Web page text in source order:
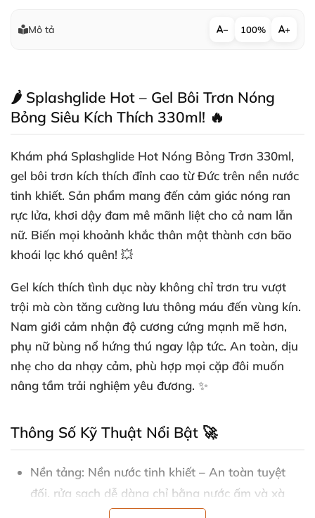
Mô tả − 100% +
🌶️ Splashglide Hot – Gel Bôi Trơn Nóng
Bỏng Siêu Kích Thích 330ml! 🔥
Khám phá Splashglide Hot Nóng Bỏng Trơn 330ml,
gel bôi trơn kích thích đỉnh cao từ Đức trên nền nước
tinh khiết. Sản phẩm mang đến cảm giác nóng ran
rực lửa, khơi dậy đam mê mãnh liệt cho cả nam lẫn
nữ. Biến mọi khoảnh khắc thân mật thành cơn bão
khoái lạc khó quên! 💥
Gel kích thích tình dục này không chỉ trơn tru vượt
trội mà còn tăng cường lưu thông máu đến vùng kín.
Nam giới cảm nhận độ cương cứng mạnh mẽ hơn,
phụ nữ bùng nổ hứng thú ngay lập tức. An toàn, dịu
nhẹ cho da nhạy cảm, phù hợp mọi cặp đôi muốn
nâng tầm trải nghiệm yêu đương. ✨
Thông Số Kỹ Thuật Nổi Bật 🚀
Nền tảng: Nền nước tinh khiết – An toàn tuyệt
đối, rửa sạch dễ dàng chỉ bằng nước ấm và xà